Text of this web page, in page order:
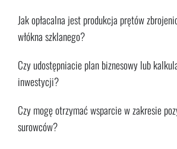
Jak opłacalna jest produkcja prętów
włókna szklanego?
Czy udostępniacie plan biznesowy lub
inwestycji?
Czy mogę otrzymać wsparcie w zakresie
surowców?